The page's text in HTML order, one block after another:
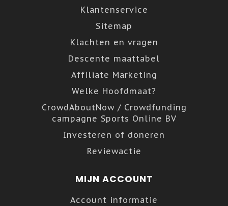
Klantenservice
Sitemap
Klachten en vragen
Descente maattabel
Affiliate Marketing
Welke Hoofdmaat?
CrowdAboutNow / Crowdfunding
campagne Sports Online BV
Investeren of doneren
Reviewactie
MIJN ACCOUNT
Account informatie